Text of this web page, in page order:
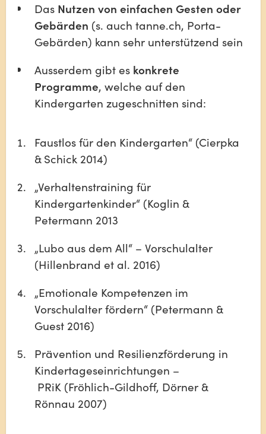
Das Nutzen von einfachen Gesten oder
Gebärden (s. auch tanne.ch, Porta-
Gebärden) kann sehr unterstützend sein
Ausserdem gibt es konkrete
Programme, welche auf den
Kindergarten zugeschnitten sind:
Faustlos für den Kindergarten“ (Cierpka
& Schick 2014)
„Verhaltenstraining für
Kindergartenkinder“ (Koglin &
Petermann 2013
„Lubo aus dem All“ – Vorschulalter
(Hillenbrand et al. 2016)
„Emotionale Kompetenzen im
Vorschulalter fördern“ (Petermann &
Guest 2016)
Prävention und Resilienzförderung in
Kindertageseinrichtungen –
PRiK (Fröhlich-Gildhoff, Dörner &
Rönnau 2007)